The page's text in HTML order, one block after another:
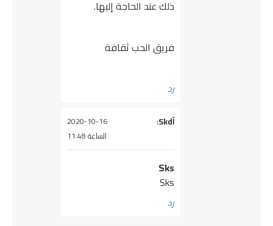
ذلك عند الحاجة إليها.
فريق الحب ثقافة
2020-10-16